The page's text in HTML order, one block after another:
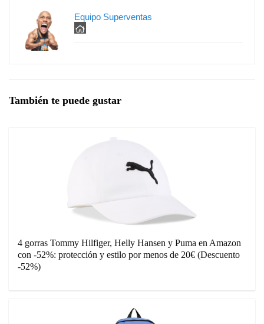
Equipo Superventas
También te puede gustar
4 gorras Tommy Hilfiger, Helly Hansen y Puma en Amazon
con -52%: protección y estilo por menos de 20€ (Descuento
-52%)